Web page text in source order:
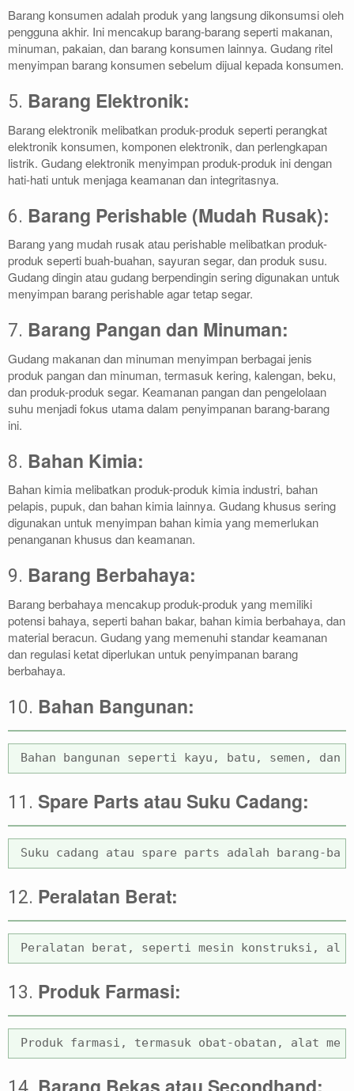
Barang konsumen adalah produk yang langsung dikonsumsi oleh
pengguna akhir. Ini mencakup barang-barang seperti makanan,
minuman, pakaian, dan barang konsumen lainnya. Gudang ritel
menyimpan barang konsumen sebelum dijual kepada konsumen.
5. Barang Elektronik:
Barang elektronik melibatkan produk-produk seperti perangkat
elektronik konsumen, komponen elektronik, dan perlengkapan
listrik. Gudang elektronik menyimpan produk-produk ini dengan
hati-hati untuk menjaga keamanan dan integritasnya.
6. Barang Perishable (Mudah Rusak):
Barang yang mudah rusak atau perishable melibatkan produk-
produk seperti buah-buahan, sayuran segar, dan produk susu.
Gudang dingin atau gudang berpendingin sering digunakan untuk
menyimpan barang perishable agar tetap segar.
7. Barang Pangan dan Minuman:
Gudang makanan dan minuman menyimpan berbagai jenis
produk pangan dan minuman, termasuk kering, kalengan, beku,
dan produk-produk segar. Keamanan pangan dan pengelolaan
suhu menjadi fokus utama dalam penyimpanan barang-barang
ini.
8. Bahan Kimia:
Bahan kimia melibatkan produk-produk kimia industri, bahan
pelapis, pupuk, dan bahan kimia lainnya. Gudang khusus sering
digunakan untuk menyimpan bahan kimia yang memerlukan
penanganan khusus dan keamanan.
9. Barang Berbahaya:
Barang berbahaya mencakup produk-produk yang memiliki
potensi bahaya, seperti bahan bakar, bahan kimia berbahaya, dan
material beracun. Gudang yang memenuhi standar keamanan
dan regulasi ketat diperlukan untuk penyimpanan barang
berbahaya.
10. Bahan Bangunan:
11. Spare Parts atau Suku Cadang:
12. Peralatan Berat:
13. Produk Farmasi: